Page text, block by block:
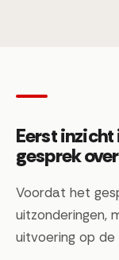
Eerst
gesprek
Voordat het
uitzonderingen,
uitvoering op de